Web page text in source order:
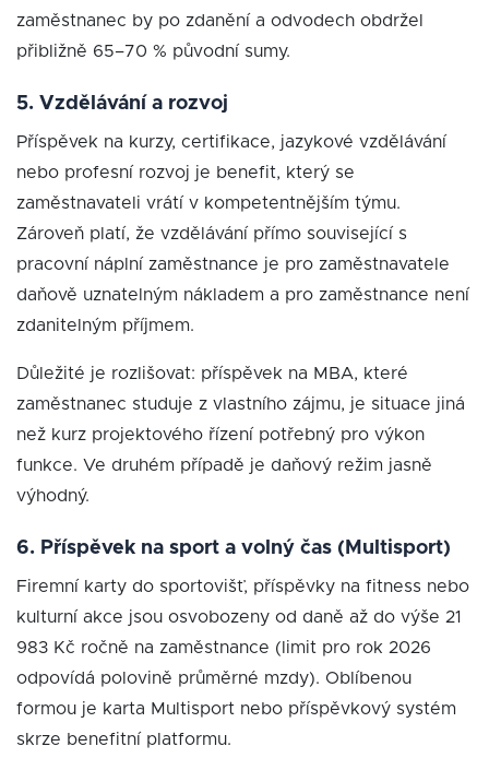
zaměstnanec by po zdanění a odvodech obdržel
přibližně 65–70 % původní sumy.
5. Vzdělávání a rozvoj
Příspěvek na kurzy, certifikace, jazykové vzdělávání
nebo profesní rozvoj je benefit, který se
zaměstnavateli vrátí v kompetentnějším týmu.
Zároveň platí, že vzdělávání přímo související s
pracovní náplní zaměstnance je pro zaměstnavatele
daňově uznatelným nákladem a pro zaměstnance není
zdanitelným příjmem.
Důležité je rozlišovat: příspěvek na MBA, které
zaměstnanec studuje z vlastního zájmu, je situace jiná
než kurz projektového řízení potřebný pro výkon
funkce. Ve druhém případě je daňový režim jasně
výhodný.
6. Příspěvek na sport a volný čas (Multisport)
Firemní karty do sportovišť, příspěvky na fitness nebo
kulturní akce jsou osvobozeny od daně až do výše 21
983 Kč ročně na zaměstnance (limit pro rok 2026
odpovídá polovině průměrné mzdy). Oblíbenou
formou je karta Multisport nebo příspěvkový systém
skrze benefitní platformu.